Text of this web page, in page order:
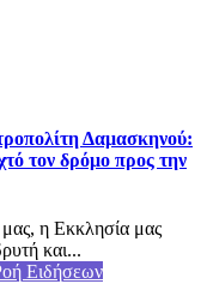
Δαμασκηνού:
τον δρόμο προς την
η Εκκλησία μας
και...
Ειδήσεων